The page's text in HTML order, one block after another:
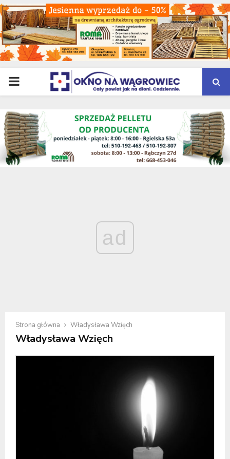
PRIMARY
MENU
ad
Strona główna Władysława Wzięch
Władysława Wzięch